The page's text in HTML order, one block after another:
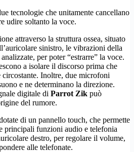
tecnologie che unitamente cancellano
udire soltanto la voce.
attraverso la struttura ossea, situato
sinistro, le vibrazioni della
per poter “estrarre” la voce.
a isolare il discorso prima che
Inoltre, due microfoni
e ne determinano la direzione.
digitale di Parrot Zik può
del rumore.
di un pannello touch, che permette
principali funzioni audio e telefonia
destro, per regolare il volume,
alle telefonate.